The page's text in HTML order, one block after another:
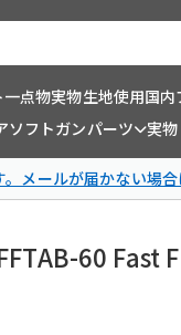
点物実物生地使用国内
ソフトガンパーツ 実
メールが届かない場
60 Fast